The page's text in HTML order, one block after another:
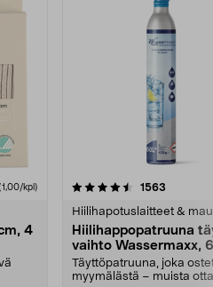
(1,00/kpl)
4
1563
Hiilihapotuslaitteet &
Hiilihappopatruuna
vaihto Wassermaxx,
Täyttöpatruuna, joka
myymälästä – muista
4.5viidestä